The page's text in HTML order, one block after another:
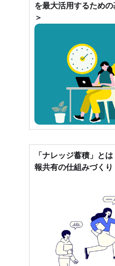
を最大活用するため
＞
「ナレッジ蓄積」と
報共有の仕組みづくり